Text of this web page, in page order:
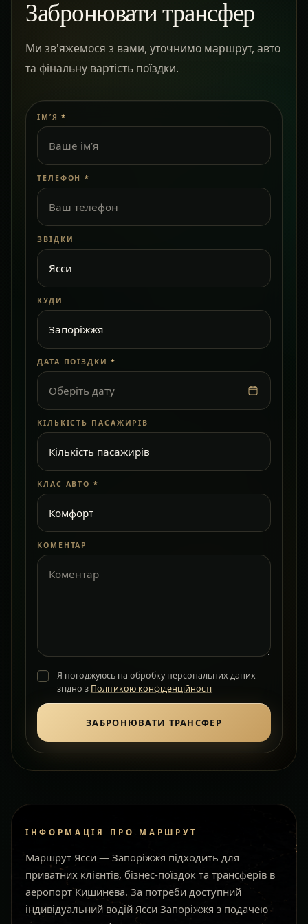
Забронювати трансфер
Ми зв'яжемося з вами, уточнимо маршрут, авто
та фінальну вартість поїздки.
ІМ’Я *
ТЕЛЕФОН *
ЗВІДКИ
КУДИ
ДАТА ПОЇЗДКИ *
Оберіть дату
КІЛЬКІСТЬ ПАСАЖИРІВ
КЛАС АВТО *
КОМЕНТАР
Я погоджуюсь на обробку персональних даних
згідно з Політикою конфіденційності
ЗАБРОНЮВАТИ ТРАНСФЕР
ІНФОРМАЦІЯ ПРО МАРШРУТ
Маршрут Ясси — Запоріжжя підходить для
приватних клієнтів, бізнес-поїздок та трансферів в
аеропорт Кишинева. За потреби доступний
індивідуальний водій Ясси Запоріжжя з подачею